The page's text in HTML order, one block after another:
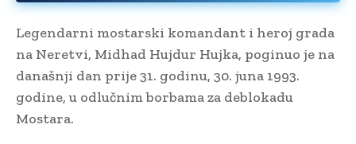
Legendarni mostarski komandant i heroj grada
na Neretvi, Midhad Hujdur Hujka, poginuo je na
današnji dan prije 31. godinu, 30. juna 1993.
godine, u odlučnim borbama za deblokadu
Mostara.